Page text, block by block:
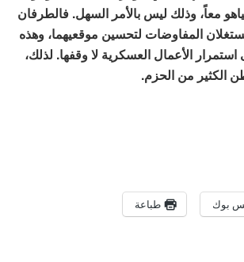
معاً، وذلك ليس بالأمر السهل. فالطرفان
يستغلان المفاوضات لتحسين موقعيهما، وهذه
استمرار الأعمال العسكرية لا وقفها. لذلك،
الكثير من الحزم.
بوك طباعة